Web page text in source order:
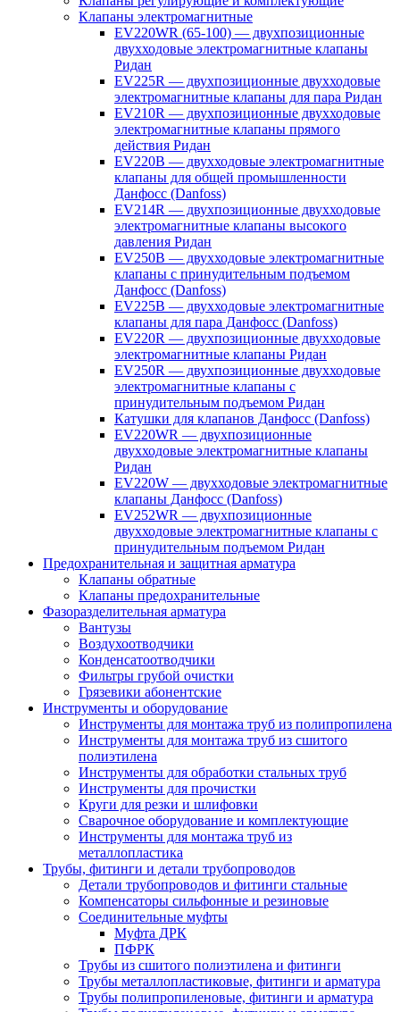
Клапаны электромагнитные
EV220WR (65-100) — двухпозиционные
двухходовые электромагнитные клапаны
Ридан
EV225R — двухпозиционные двухходовые
электромагнитные клапаны для пара Ридан
EV210R — двухпозиционные двухходовые
электромагнитные клапаны прямого
действия Ридан
EV220B — двухходовые электромагнитные
клапаны для общей промышленности
Данфосс (Danfoss)
EV214R — двухпозиционные двухходовые
электромагнитные клапаны высокого
давления Ридан
EV250B — двухходовые электромагнитные
клапаны с принудительным подъемом
Данфосс (Danfoss)
EV225B — двухходовые электромагнитные
клапаны для пара Данфосс (Danfoss)
EV220R — двухпозиционные двухходовые
электромагнитные клапаны Ридан
EV250R — двухпозиционные двухходовые
электромагнитные клапаны с
принудительным подъемом Ридан
Катушки для клапанов Данфосс (Danfoss)
EV220WR — двухпозиционные
двухходовые электромагнитные клапаны
Ридан
EV220W — двухходовые электромагнитные
клапаны Данфосс (Danfoss)
EV252WR — двухпозиционные
двухходовые электромагнитные клапаны с
принудительным подъемом Ридан
Предохранительная и защитная арматура
Клапаны обратные
Клапаны предохранительные
Фазоразделительная арматура
Вантузы
Воздухоотводчики
Конденсатоотводчики
Фильтры грубой очистки
Грязевики абонентские
Инструменты и оборудование
Инструменты для монтажа труб из полипропилена
Инструменты для монтажа труб из сшитого
полиэтилена
Инструменты для обработки стальных труб
Инструменты для прочистки
Круги для резки и шлифовки
Сварочное оборудование и комплектующие
Инструменты для монтажа труб из
металлопластика
Трубы, фитинги и детали трубопроводов
Детали трубопроводов и фитинги стальные
Компенсаторы сильфонные и резиновые
Соединительные муфты
Муфта ДРК
ПФРК
Трубы из сшитого полиэтилена и фитинги
Трубы металлопластиковые, фитинги и арматура
Трубы полипропиленовые, фитинги и арматура